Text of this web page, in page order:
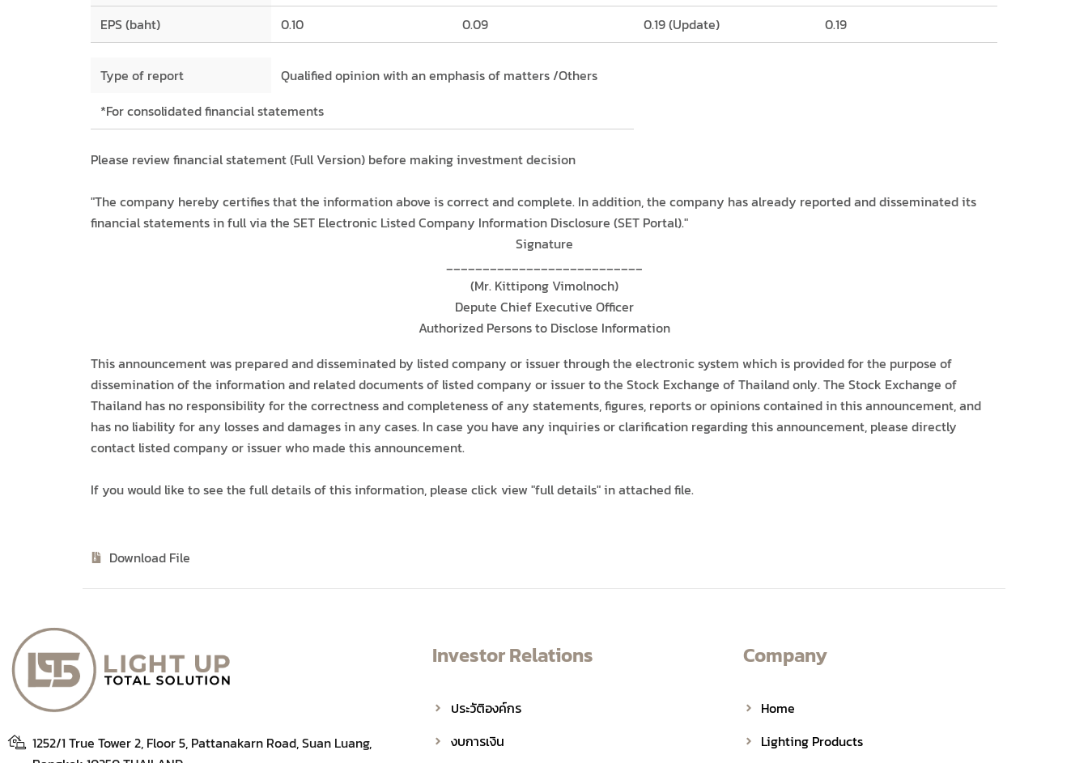
EPS (baht) 0.10 0.09 0.19 (Update) 0.19
Type of report
Qualified opinion with an emphasis of matters /Others
*For consolidated financial statements
Please review financial statement (Full Version) before making investment decision
"The company hereby certifies that the information above is correct and complete. In addition, the company has already reported and disseminated its
financial statements in full via the SET Electronic Listed Company Information Disclosure (SET Portal)."
Signature
___________________________
(Mr. Kittipong Vimolnoch)
Depute Chief Executive Officer
Authorized Persons to Disclose Information
This announcement was prepared and disseminated by listed company or issuer through the electronic system which is provided for the purpose of
dissemination of the information and related documents of listed company or issuer to the Stock Exchange of Thailand only. The Stock Exchange of
Thailand has no responsibility for the correctness and completeness of any statements, figures, reports or opinions contained in this announcement, and
has no liability for any losses and damages in any cases. In case you have any inquiries or clarification regarding this announcement, please directly
contact listed company or issuer who made this announcement.
If you would like to see the full details of this information, please click view "full details" in attached file.
Download File
1252/1 True Tower 2, Floor 5, Pattanakarn Road, Suan Luang,
Investor Relations
ประวัติองค์กร
งบการเงิน
Company
Home
Lighting Products